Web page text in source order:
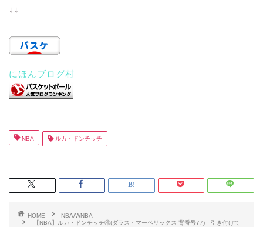
↓↓
にほんブログ村
NBA ルカ・ドンチッチ
HOME
NBA/WNBA
【NBA】ルカ・ドンチッチ④(ダラス・マーベリックス 背番号77) 引き付けて